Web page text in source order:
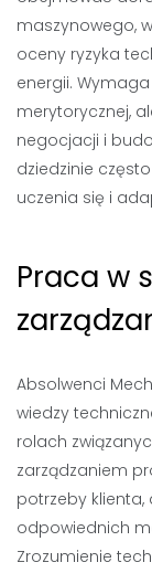
maszynowego,
oceny ryzyka
energii.
merytorycznej,
negocjacji i
dziedzinie
uczenia się i
Praca w
Absolwenci
wiedzy
rolach
zarządzaniem
potrzeby
odpowiednich
Zrozumienie